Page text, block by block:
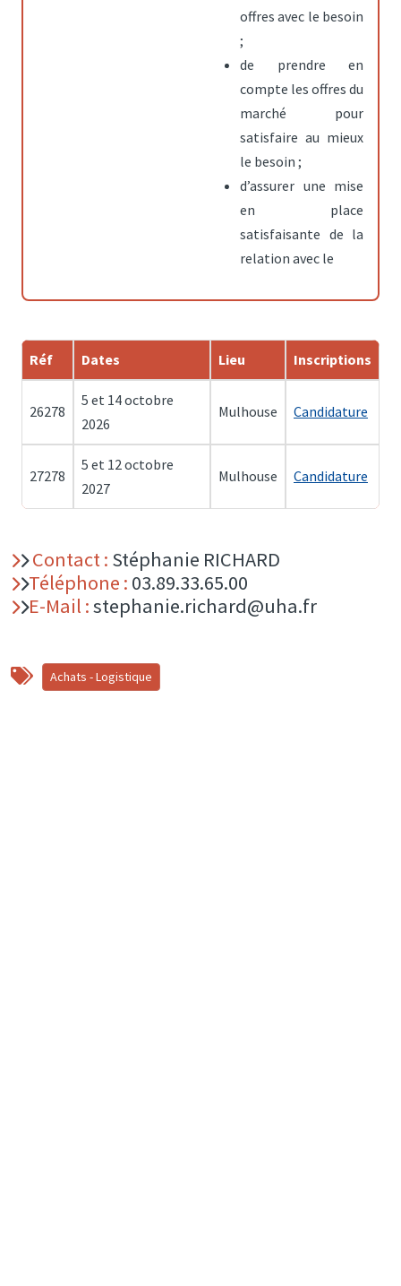
offres avec le besoin
;
de prendre en
compte les offres du
marché pour
satisfaire au mieux
le besoin ;
d’assurer une mise
en place
satisfaisante de la
relation avec le
Réf Dates Lieu Inscriptions
26278
5 et 14 octobre
2026
Mulhouse Candidature
27278
5 et 12 octobre
2027
Mulhouse Candidature
Contact : Stéphanie RICHARD
Téléphone : 03.89.33.65.00
E-Mail :stephanie.richard@uha.fr
Achats - Logistique